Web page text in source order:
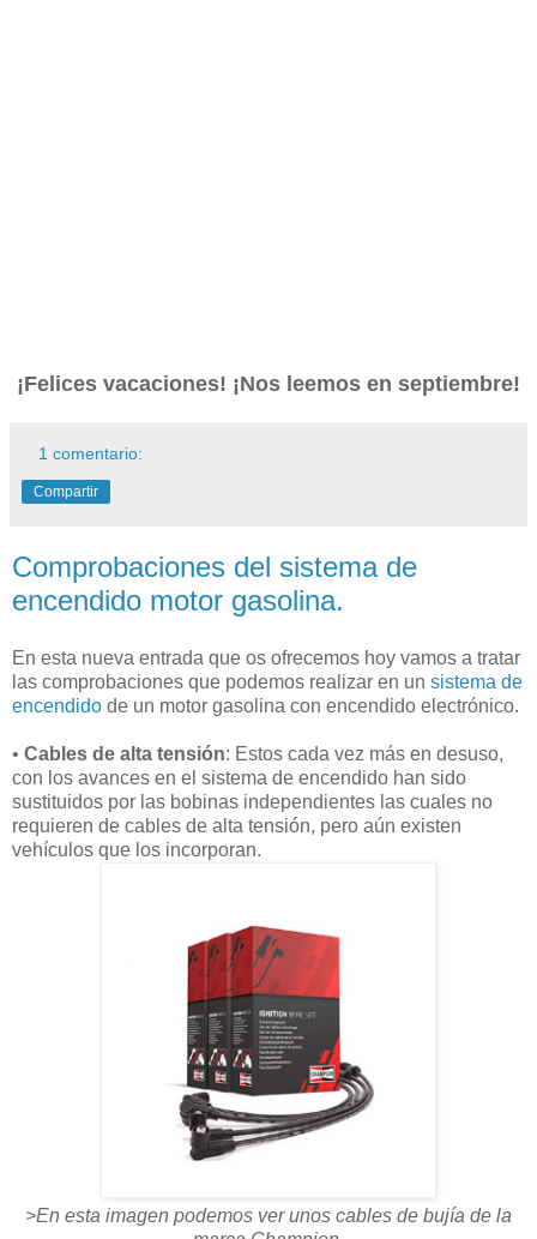
¡Felices vacaciones! ¡Nos leemos en septiembre!
1 comentario:
Compartir
Comprobaciones del sistema de
encendido motor gasolina.
En esta nueva entrada que os ofrecemos hoy vamos a tratar
las comprobaciones que podemos realizar en un sistema de
encendido de un motor gasolina con encendido electrónico.
• Cables de alta tensión: Estos cada vez más en desuso,
con los avances en el sistema de encendido han sido
sustituidos por las bobinas independientes las cuales no
requieren de cables de alta tensión, pero aún existen
vehículos que los incorporan.
>En esta imagen podemos ver unos cables de bujía de la